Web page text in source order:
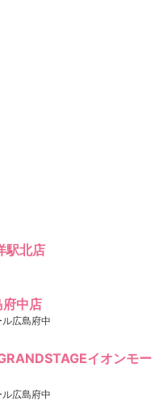
駅北店
中店
広島府中
イオンモー
広島府中